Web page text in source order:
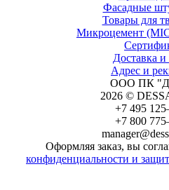
Фасадные
Товары для
Микроцемент
Доставка и
Адрес и
ООО ПК
2026 ©
+7 495
+7 800
Оформляя заказ, вы
конфиденциальности и